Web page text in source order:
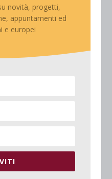
novità, progetti,
appuntamenti ed
e europei